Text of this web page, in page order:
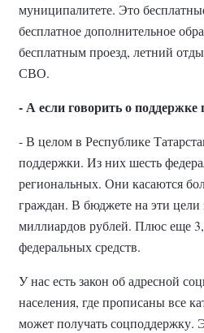
муниципалитете. Это
бесплатное дополнительное
бесплатным проезд, летний
СВО.
- А если говорить о
- В целом в Республике
поддержки. Из них шесть
региональных. Они касаются
граждан. В бюджете на эти цели
миллиардов рублей. Плюс еще
федеральных средств.
У нас есть закон об адресной
населения, где прописаны все
может получать соцподдержку.